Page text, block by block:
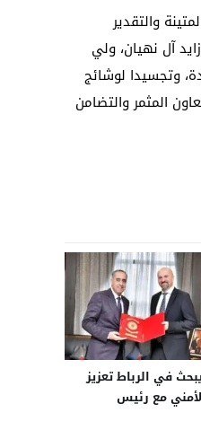
والتقدير
آل نهيان، ولي
وتجسيدا لوشائج
المثمر والتضامن
في الرباط تعزيز
مع رئيس